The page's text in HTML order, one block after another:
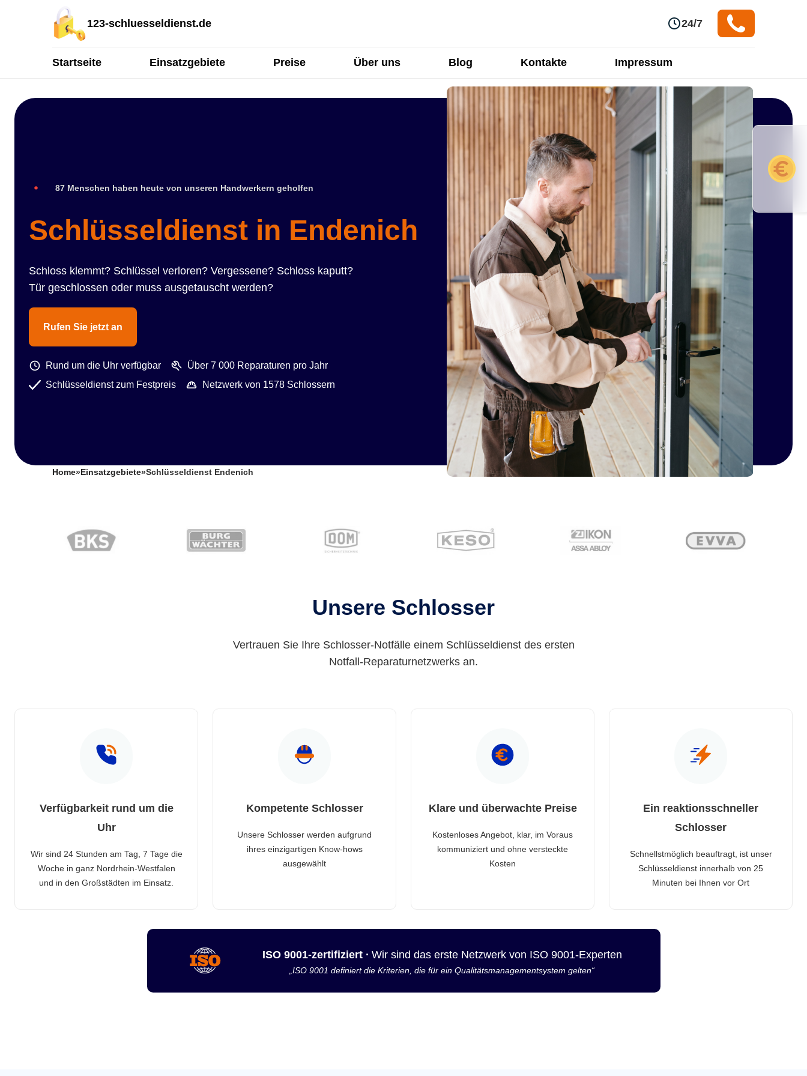
123-schluesseldienst.de 24/7
Startseite Einsatzgebiete Preise Über uns Blog Kontakte Impressum
87 Menschen haben heute von unseren Handwerkern geholfen
Schlüsseldienst in Endenich
Schloss klemmt? Schlüssel verloren? Vergessene? Schloss kaputt?
Tür geschlossen oder muss ausgetauscht werden?
Rufen Sie jetzt an
Rund um die Uhr verfügbar
Über 7 000 Reparaturen pro Jahr
Schlüsseldienst zum Festpreis
Netzwerk von 1578 Schlossern
Home» Einsatzgebiete»Schlüsseldienst Endenich
Unsere Schlosser
Vertrauen Sie Ihre Schlosser-Notfälle einem Schlüsseldienst des ersten
Notfall-Reparaturnetzwerks an.
Verfügbarkeit rund um die
Uhr
Wir sind 24 Stunden am Tag, 7 Tage die
Woche in ganz Nordrhein-Westfalen
und in den Großstädten im Einsatz.
Kompetente Schlosser
Unsere Schlosser werden aufgrund
ihres einzigartigen Know-hows
ausgewählt
Klare und überwachte Preise
Kostenloses Angebot, klar, im Voraus
kommuniziert und ohne versteckte
Kosten
Ein reaktionsschneller
Schlosser
Schnellstmöglich beauftragt, ist unser
Schlüsseldienst innerhalb von 25
Minuten bei Ihnen vor Ort
ISO 9001-zertifiziert · Wir sind das erste Netzwerk von ISO 9001-Experten
„ISO 9001 definiert die Kriterien, die für ein Qualitätsmanagementsystem gelten“